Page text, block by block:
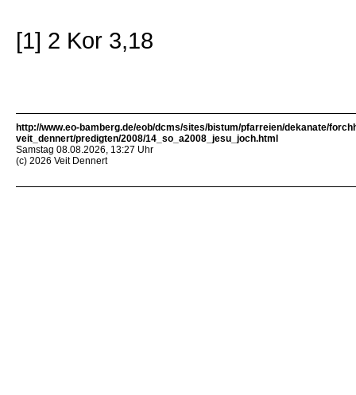
[1] 2 Kor 3,18
http://www.eo-bamberg.de/eob/dcms/sites/bistum/pfarreien/dekanate/
veit_dennert/predigten/2008/14_so_a2008_jesu_joch.html
Samstag 08.08.2026, 13:27 Uhr
(c) 2026 Veit Dennert